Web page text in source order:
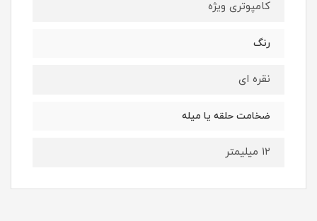
کامپوتری ویژه
رنگ
نقره ای
ضخامت حلقه یا میله
۱۲ میلیمتر